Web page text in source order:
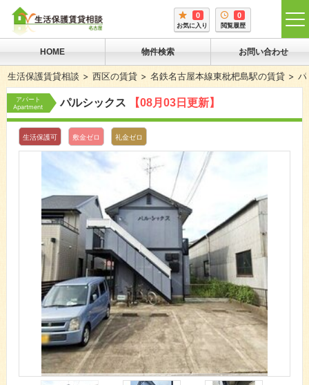
0
お気に入り
0
閲覧履歴
HOME 物件検索 お問い合わせ
生活保護賃貸相談 西区の賃貸 名鉄名古屋本線東枇杷島駅の賃貸 パ
アパート
Apartment
パルシックス 【08月03日更新】
生活保護可 敷金ゼロ 礼金ゼロ